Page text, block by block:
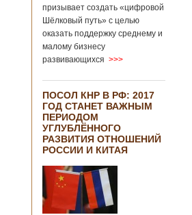
свидетельствуют
опубликованные
году размер
импорта из Китая
Подробнее...
21/02/2019 - 22:30
Китай и Россия
собираются
разрабатывать
тяжелый
вертолет
В ближайшее
время между
Китаем и Россией
призывает создать «цифровой
Шёлковый путь» с целью
оказать поддержку среднему и
малому бизнесу
развивающихся >>>
ПОСОЛ КНР В РФ: 2017
ГОД СТАНЕТ ВАЖНЫМ
ПЕРИОДОМ
УГЛУБЛЁННОГО
РАЗВИТИЯ ОТНОШЕНИЙ
РОССИИ И КИТАЯ